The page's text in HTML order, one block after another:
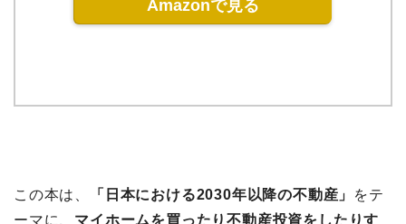
Amazonで見る
この本は、 「日本における2030年以降の不動産」
をテ
ーマに、 マイホームを買ったり不動産投資をしたりす